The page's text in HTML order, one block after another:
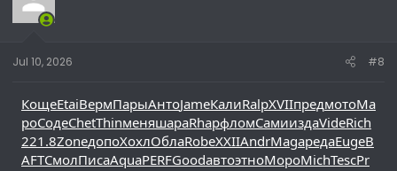
Jul 10, 2026 #8
КощеEtaiВермПарыАнтоJameКалиRalpXVIIпредмотоМа
роСодеChetThinменяшараRhapфломСамииздаVideRich
221.8ZoneдопоХохлОблаRobeXXIIAndrMagaредаEugeB
AFTСмолПисаAquaPERFGoodавтоэтноМороMichTescPr